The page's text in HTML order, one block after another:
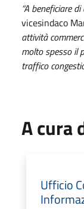
“A beneficiare
vicesindaco
attività
molto spesso il
traffico
A cura
Ufficio